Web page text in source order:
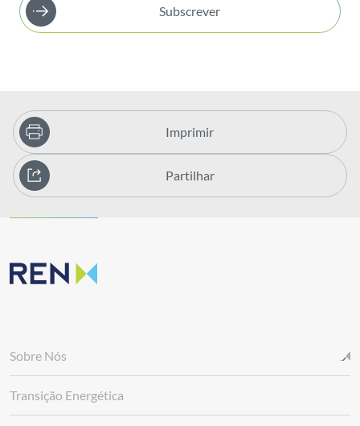
Subscrever
Imprimir
Partilhar
Sobre Nós
Transição Energética